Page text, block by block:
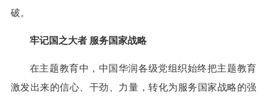
破。
牢记国之大者 服务国家战略
在主题教育中，中国华润各级党组织始终把主题教育
激发出来的信心、干劲、力量，转化为服务国家战略的强